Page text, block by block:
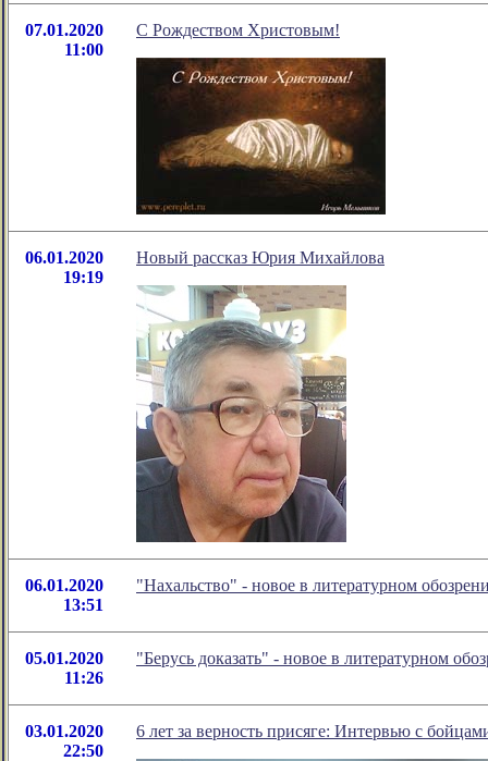
07.01.2020
11:00
С Рождеством Христовым!
06.01.2020
19:19
Новый рассказ Юрия Михайлова
06.01.2020
13:51
"Нахальство" - новое в литературном
05.01.2020
11:26
"Берусь доказать" - новое в литературном
03.01.2020
22:50
6 лет за верность присяге: Интервью с